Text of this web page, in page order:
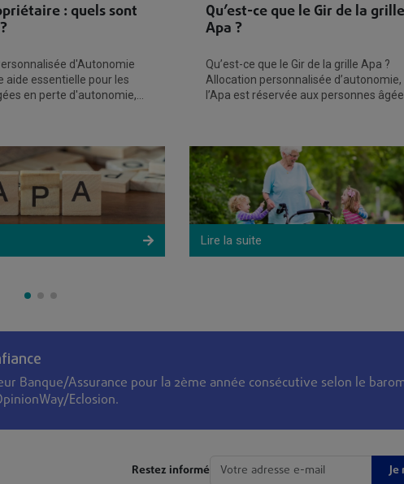
: quels sont
d'Autonomie
aide essentielle pour les
en perte d'autonomie,
Qu’est-ce que le Gir de la grille
Apa ?
Qu’est-ce que le Gir de la grille Apa ?
Allocation personnalisée d’autonomie,
l’Apa est réservée aux personnes
Lire la suite
Banque/Assurance pour la 2ème année consécutive selon le
Eclosion.
Restez informé